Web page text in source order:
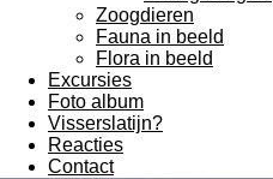
Zoogdieren
Fauna in beeld
Flora in beeld
Excursies
Foto album
Visserslatijn?
Reacties
Contact